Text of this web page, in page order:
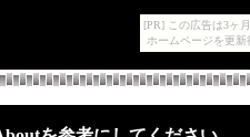
[PR] この広告は3ヶ
ホームページを更